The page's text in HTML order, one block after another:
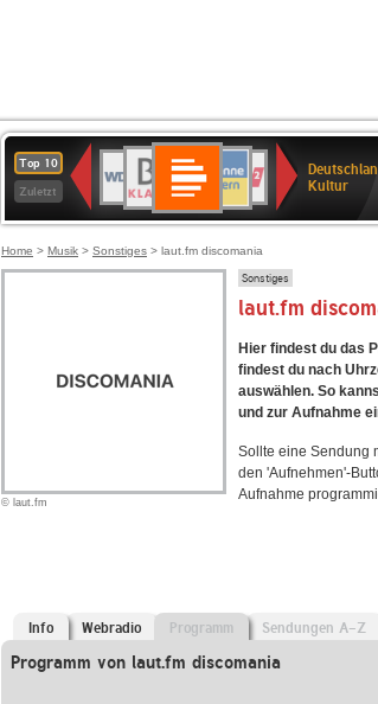
Top 10
Zuletzt
Deutschlandfunk
80er
90er
OLDIE
ANTENNE
SWR3
4
BR-
KLASSIK
Deutschlandfunk
Kultur
ANTENNE
BAYERN
SWR
Kultur
NDR
2
Kultur
Home > Musik > Sonstiges > laut.fm discomania
© laut.fm
Sonstiges
laut.fm
Hier findest du das
findest du nach
auswählen. So
und zur Aufnahme
Sollte eine Sendung
den 'Aufnehmen'-
Aufnahme
Info Webradio Programm Sendungen A-Z
Programm von laut.fm discomania